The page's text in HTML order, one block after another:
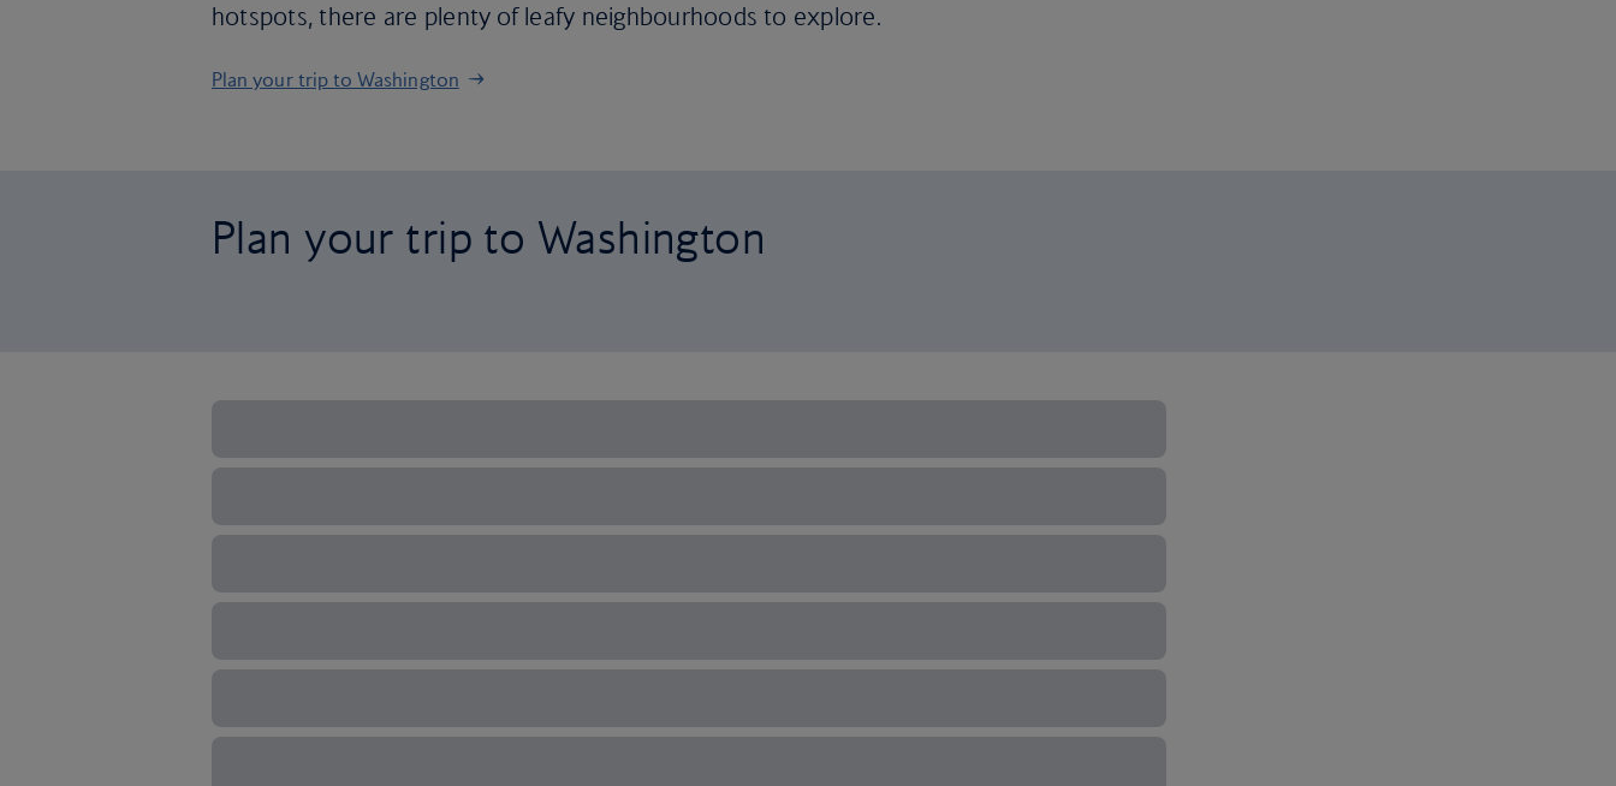
hotspots, there are plenty of leafy neighbourhoods to explore.
Plan your trip to Washington
Plan your trip to Washington